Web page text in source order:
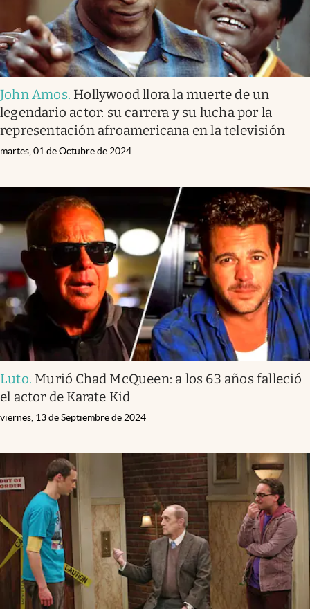
John Amos. Hollywood llora la muerte de un
legendario actor: su carrera y su lucha por la
representación afroamericana en la televisión
martes, 01 de Octubre de 2024
Luto. Murió Chad McQueen: a los 63 años falleció
el actor de Karate Kid
viernes, 13 de Septiembre de 2024